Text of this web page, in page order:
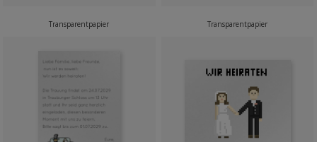
Transparentpapier Transparentpapier